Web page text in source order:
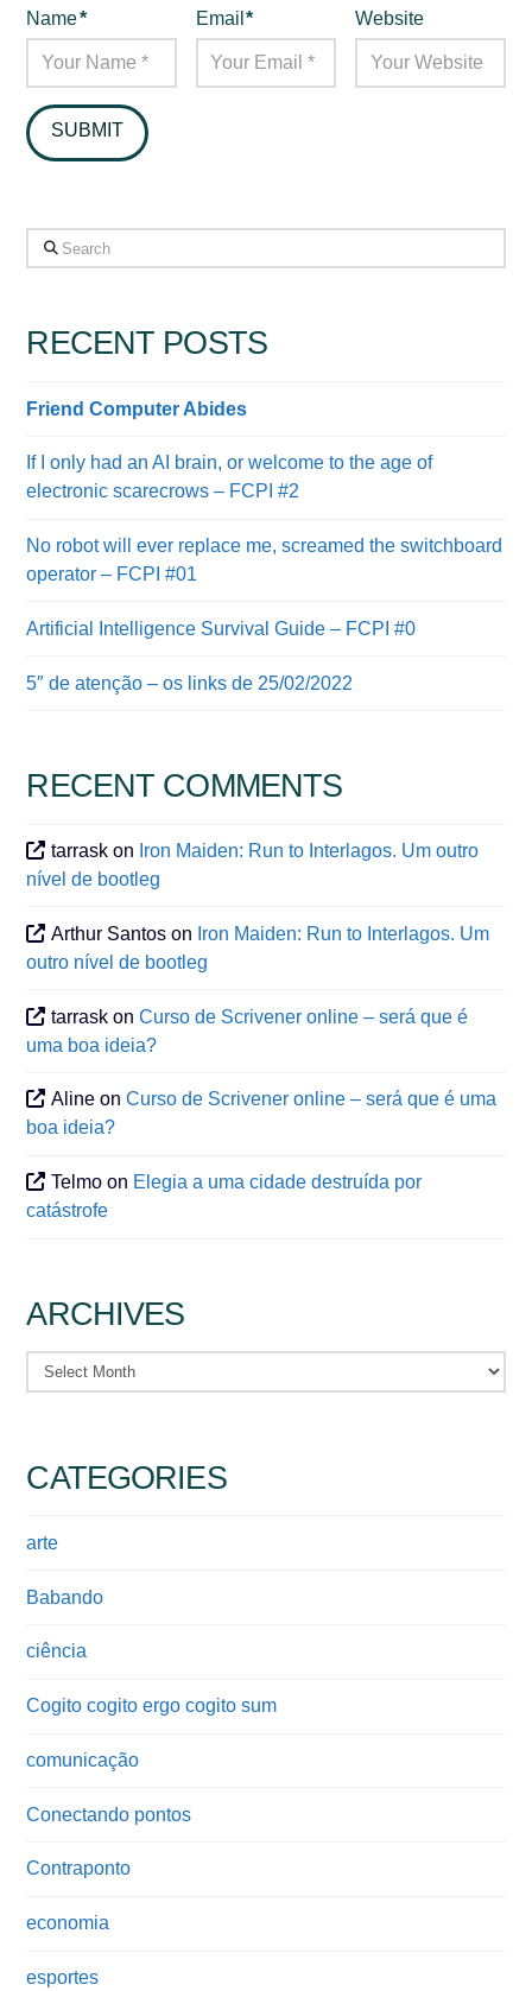
Name* Email* Website
Search
RECENT POSTS
Friend Computer Abides
If I only had an AI brain, or welcome to the age of
electronic scarecrows – FCPI #2
No robot will ever replace me, screamed the switchboard
operator – FCPI #01
Artificial Intelligence Survival Guide – FCPI #0
5″ de atenção – os links de 25/02/2022
RECENT COMMENTS
tarrask on Iron Maiden: Run to Interlagos. Um outro
nível de bootleg
Arthur Santos on Iron Maiden: Run to Interlagos. Um
outro nível de bootleg
tarrask onCurso de Scrivener online – será que é
uma boa ideia?
Aline onCurso de Scrivener online – será que é uma
boa ideia?
Telmo on Elegia a uma cidade destruída por
catástrofe
ARCHIVES
Archives
CATEGORIES
arte
Babando
ciência
Cogito cogito ergo cogito sum
comunicação
Conectando pontos
Contraponto
economia
esportes